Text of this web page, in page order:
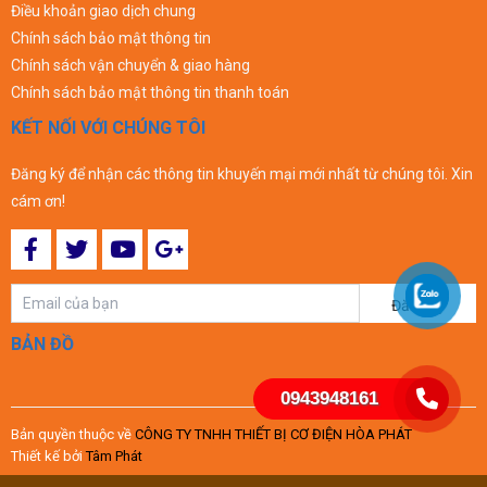
Điều khoản giao dịch chung
Chính sách bảo mật thông tin
Chính sách vận chuyển & giao hàng
Chính sách bảo mật thông tin thanh toán
KẾT NỐI VỚI CHÚNG TÔI
Đăng ký để nhận các thông tin khuyến mại mới nhất từ chúng tôi. Xin
cám ơn!
Đăng ký
BẢN ĐỒ
Bản quyền thuộc về CÔNG TY TNHH THIẾT BỊ CƠ ĐIỆN HÒA PHÁT
Thiết kế bởiTâm Phát
0943948161